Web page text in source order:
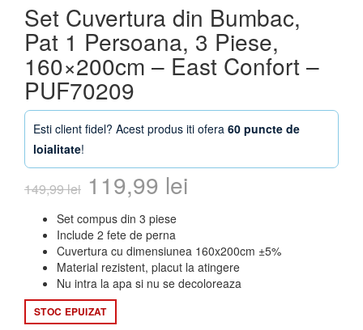
Set Cuvertura din Bumbac,
Pat 1 Persoana, 3 Piese,
160×200cm – East Confort –
PUF70209
Esti client fidel? Acest produs iti ofera 60 puncte de
loialitate!
149,99lei Prețul
inițial
a
fost:
149,99 lei.
119,99 lei
este:
119,99 lei.
Set compus din 3 piese
Include 2 fete de perna
Cuvertura cu dimensiunea 160x200cm ±5%
Material rezistent, placut la atingere
Nu intra la apa si nu se decoloreaza
STOC EPUIZAT